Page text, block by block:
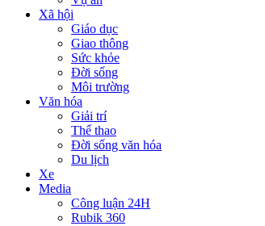
Xã hội
Giáo dục
Giao thông
Sức khỏe
Đời sống
Môi trường
Văn hóa
Giải trí
Thể thao
Đời sống văn hóa
Du lịch
Xe
Media
Công luận 24H
Rubik 360